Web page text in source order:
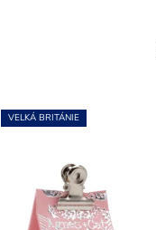
VELKÁ BRITÁNIE